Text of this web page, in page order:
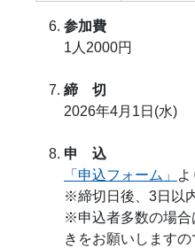
参加費
1人2000円
締 切
2026年4月1日(水)
申 込
「申込フォーム」
よ
※締切日後、3日以
※申込者多数の場合
きをお願いします